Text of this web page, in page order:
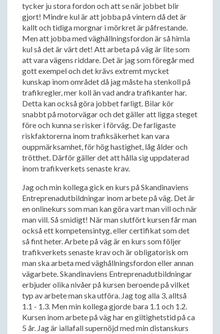
tycker ju stora fordon och att se när jobbet blir
gjort! Mindre kul är att jobba på vintern då det är
kallt och tidiga morgnar i mörkret är påfrestande.
Men att jobba med väghållningsfordon är så himla
kul så det är värt det! Att arbeta på väg är lite som
att vara vägens riddare. Det är jag som föregår med
gott exempel och det krävs extremt mycket
kunskap inom området då jag måste ha stenkoll på
trafikregler, mer koll än vad andra trafikanter har.
Detta kan också göra jobbet farligt. Bilar kör
snabbt på motorvägar och det gäller att ligga steget
före och kunna se risker i förväg. De farligaste
riskfaktorerna inom trafiksäkerhet kan vara
ouppmärksamhet, för hög hastighet, låg ålder och
trötthet. Därför gäller det att hålla sig uppdaterad
inom trafikverkets senaste krav.
Jag och min kollega gick en kurs på Skandinaviens
Entreprenadutbildningar inom arbete på väg. Det är
en onlinekurs som man kan göra vart man vill och när
man vill. Så smidigt! När man slutfört kursen får man
också ett kompetensintyg, eller certifikat som det
så fint heter. Arbete på väg är en kurs som följer
trafikverkets senaste krav och är obligatorisk om
man ska arbeta med väghållningsfordon eller annan
vägarbete. Skandinaviens Entreprenadutbildningar
erbjuder olika nivåer på kursen beroende på vilket
typ av arbete man ska utföra. Jag tog alla 3, alltså
1.1 - 1.3. Men min kollega gjorde bara 1.1 och 1.2.
Kursen inom arbete på väg har en giltighetstid på ca
5 år. Jag är iallafall supernöjd med min distanskurs